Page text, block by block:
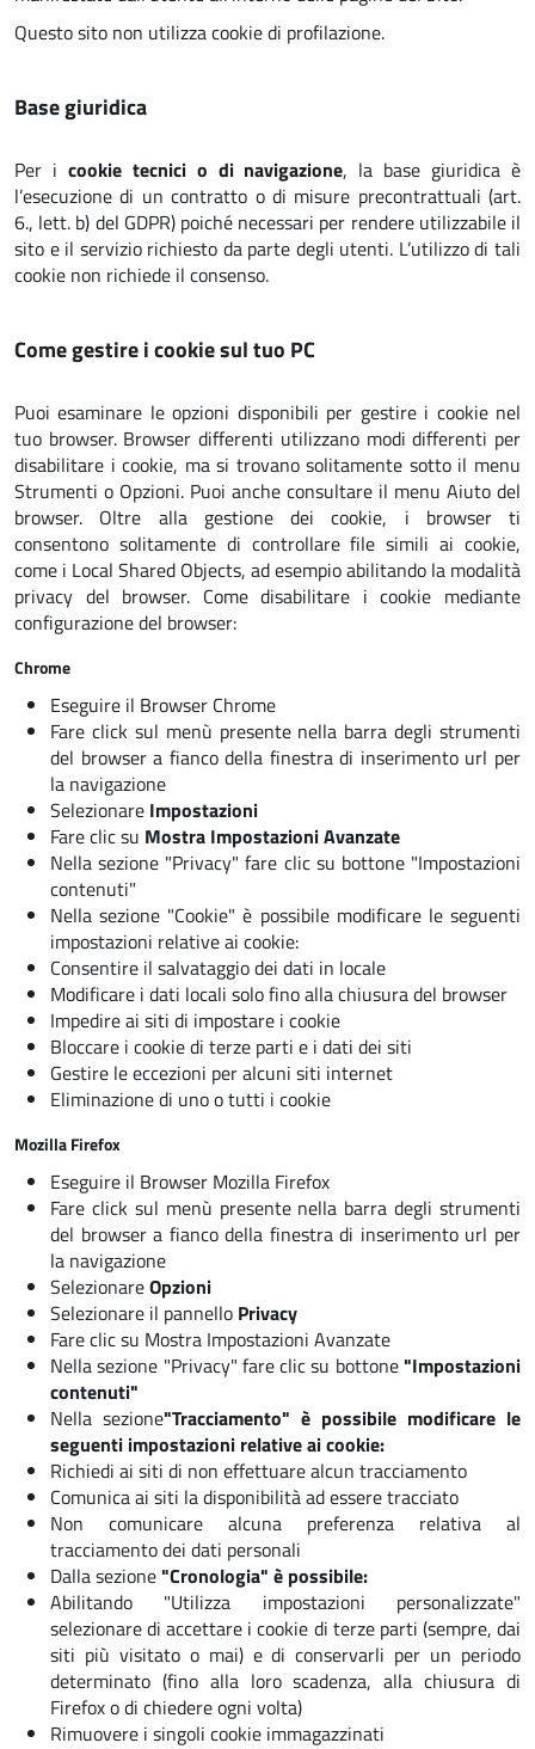
Questo sito non utilizza cookie di profilazione.
Base giuridica
Per i cookie tecnici o di navigazione, la base giuridica è
l’esecuzione di un contratto o di misure precontrattuali (art.
6., lett. b) del GDPR) poiché necessari per rendere utilizzabile il
sito e il servizio richiesto da parte degli utenti. L’utilizzo di tali
cookie non richiede il consenso.
Come gestire i cookie sul tuo PC
Puoi esaminare le opzioni disponibili per gestire i cookie nel
tuo browser. Browser differenti utilizzano modi differenti per
disabilitare i cookie, ma si trovano solitamente sotto il menu
Strumenti o Opzioni. Puoi anche consultare il menu Aiuto del
browser. Oltre alla gestione dei cookie, i browser ti
consentono solitamente di controllare file simili ai cookie,
come i Local Shared Objects, ad esempio abilitando la modalità
privacy del browser. Come disabilitare i cookie mediante
configurazione del browser:
Chrome
Eseguire il Browser Chrome
Fare click sul menù presente nella barra degli strumenti
del browser a fianco della finestra di inserimento url per
la navigazione
Selezionare Impostazioni
Fare clic su Mostra Impostazioni Avanzate
Nella sezione "Privacy" fare clic su bottone "Impostazioni
contenuti"
Nella sezione "Cookie" è possibile modificare le seguenti
impostazioni relative ai cookie:
Consentire il salvataggio dei dati in locale
Modificare i dati locali solo fino alla chiusura del browser
Impedire ai siti di impostare i cookie
Bloccare i cookie di terze parti e i dati dei siti
Gestire le eccezioni per alcuni siti internet
Eliminazione di uno o tutti i cookie
Mozilla Firefox
Eseguire il Browser Mozilla Firefox
Fare click sul menù presente nella barra degli strumenti
del browser a fianco della finestra di inserimento url per
la navigazione
SelezionareOpzioni
Selezionare il pannello Privacy
Fare clic su Mostra Impostazioni Avanzate
Nella sezione "Privacy" fare clic su bottone"Impostazioni
contenuti"
Nella sezione"Tracciamento" è possibile modificare le
seguenti impostazioni relative ai cookie:
Richiedi ai siti di non effettuare alcun tracciamento
Comunica ai siti la disponibilità ad essere tracciato
Non comunicare alcuna preferenza relativa al
tracciamento dei dati personali
Dalla sezione"Cronologia" è possibile:
Abilitando "Utilizza impostazioni personalizzate"
selezionare di accettare i cookie di terze parti (sempre, dai
siti più visitato o mai) e di conservarli per un periodo
determinato (fino alla loro scadenza, alla chiusura di
Firefox o di chiedere ogni volta)
Rimuovere i singoli cookie immagazzinati